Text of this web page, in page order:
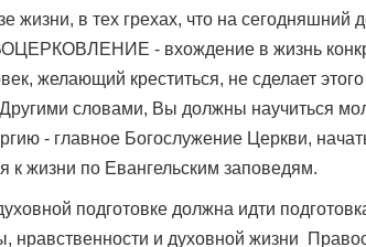
жизни, в тех грехах, что на
- вхождение в жизнь
желающий креститься, не сделает
Другими словами, Вы должны научиться
- главное Богослужение Церкви,
к жизни по Евангельским заповедям.
подготовке должна идти
нравственности и духовной жизни